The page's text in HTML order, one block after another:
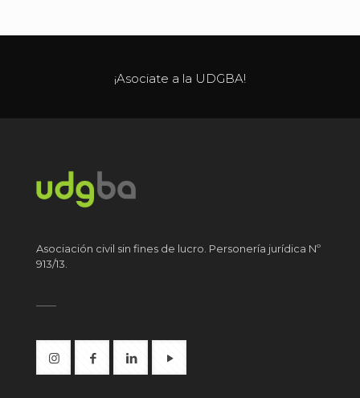
¡Asociate a la UDGBA!
Asociación civil sin fines de lucro. Personería jurídica Nº
913/13.